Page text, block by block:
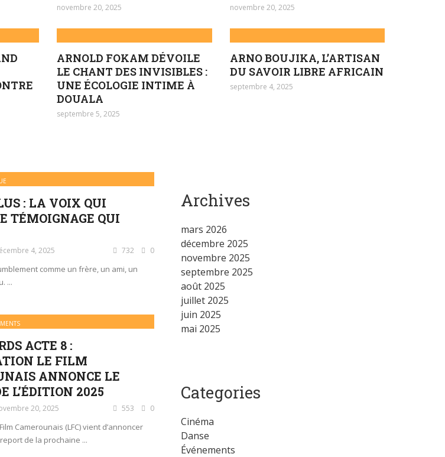
novembre 20, 2025 novembre 20, 2025
ARNOLD FOKAM DÉVOILE
LE CHANT DES INVISIBLES :
UNE ÉCOLOGIE INTIME À
DOUALA
septembre 5, 2025
ARNO BOUJIKA, L’ARTISAN
DU SAVOIR LIBRE AFRICAIN
septembre 4, 2025
: LA VOIX QUI
TÉMOIGNAGE QUI
4, 2025 732 0
comme un frère, un ami, un
...
ACTE 8 :
LE FILM
ANNONCE LE
L’ÉDITION 2025
20, 2025 553 0
Camerounais (LFC) vient d’annoncer
de la prochaine ...
Archives
mars 2026
décembre 2025
novembre 2025
septembre 2025
août 2025
juillet 2025
juin 2025
mai 2025
Categories
Cinéma
Danse
Événements